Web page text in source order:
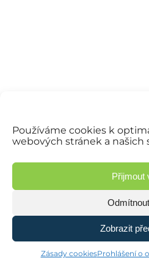
Používáme cookies k
webových stránek a našich
Přijmout
Zobrazit
Zásady cookiesProhlášení o
© 2026 Jatkaoudolen.cz |
Zásady ochrany